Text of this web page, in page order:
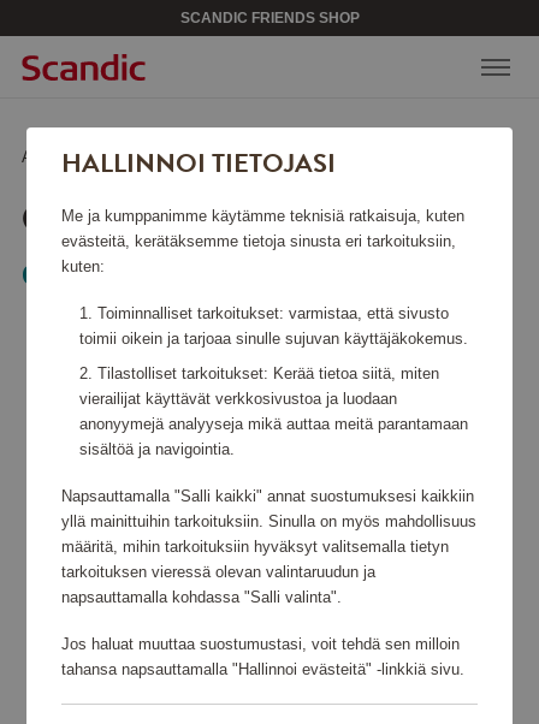
SCANDIC FRIENDS SHOP
Aloitussivu / Lahjakortit/Coolstuff
COOLSTUFF
Gift Card
HALLINNOI TIETOJASI
Me ja kumppanimme käytämme teknisiä ratkaisuja, kuten
evästeitä, kerätäksemme tietoja sinusta eri tarkoituksiin,
kuten:
Toiminnalliset tarkoitukset: varmistaa, että sivusto
toimii oikein ja tarjoaa sinulle sujuvan käyttäjäkokemus.
Tilastolliset tarkoitukset: Kerää tietoa siitä, miten
vierailijat käyttävät verkkosivustoa ja luodaan
anonyymejä analyyseja mikä auttaa meitä parantamaan
sisältöä ja navigointia.
Napsauttamalla "Salli kaikki" annat suostumuksesi kaikkiin
yllä mainittuihin tarkoituksiin. Sinulla on myös mahdollisuus
määritä, mihin tarkoituksiin hyväksyt valitsemalla tietyn
tarkoituksen vieressä olevan valintaruudun ja
napsauttamalla kohdassa "Salli valinta".
Jos haluat muuttaa suostumustasi, voit tehdä sen milloin
tahansa napsauttamalla "Hallinnoi evästeitä" -linkkiä sivu.